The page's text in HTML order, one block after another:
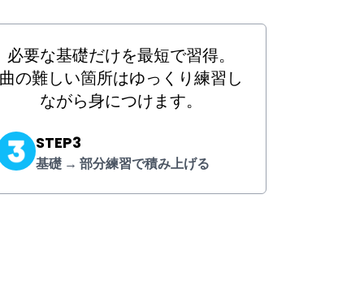
必要な基礎だけを最短で習得。
曲の難しい箇所はゆっくり練習し
ながら身につけます。
STEP3
基礎 → 部分練習で積み上げる